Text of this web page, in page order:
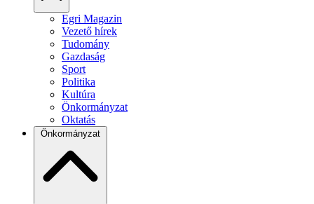
Egri Magazin
Vezető hírek
Tudomány
Gazdaság
Sport
Politika
Kultúra
Önkormányzat
Oktatás
Önkormányzat